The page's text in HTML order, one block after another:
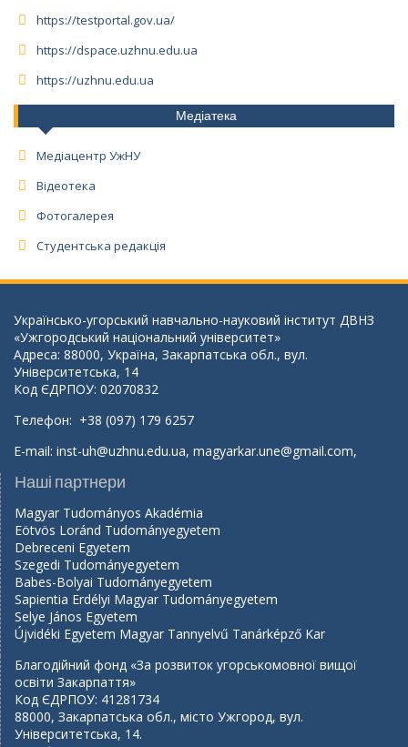
https://testportal.gov.ua/
https://dspace.uzhnu.edu.ua
https://uzhnu.edu.ua
Медіатека
Медіацентр УжНУ
Відеотека
Фотогалерея
Студентська редакція
Українсько-угорський навчально-науковий інститут ДВНЗ
«Ужгородський національний університет»
Адреса: 88000, Україна, Закарпатська обл., вул.
Університетська, 14
Код ЄДРПОУ: 02070832
Телефон: +38 (097) 179 6257
E-mail: inst-uh@uzhnu.edu.ua, magyarkar.une@gmail.com,
Наші партнери
Magyar Tudományos Akadémia
Eötvös Loránd Tudományegyetem
Debreceni Egyetem
Szegedi Tudományegyetem
Babes-Bolyai Tudományegyetem
Sapientia Erdélyi Magyar Tudományegyetem
Selye János Egyetem
Újvidéki Egyetem Magyar Tannyelvű Tanárképző Kar
Благодійний фонд «За розвиток угорськомовної вищої
освіти Закарпаття»
Код ЄДРПОУ: 41281734
88000, Закарпатська обл., місто Ужгород, вул.
Університетська, 14.